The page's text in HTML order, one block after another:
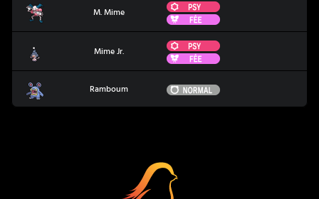
M. Mime
Psy
Fée
Mime Jr.
Psy
Fée
Ramboum Normal